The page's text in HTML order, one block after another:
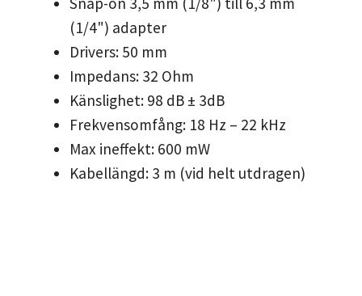
(1/4") adapter
Drivers: 50 mm
Impedans: 32 Ohm
Känslighet: 98 dB ± 3dB
Frekvensomfång: 18 Hz – 22 kHz
Max ineffekt: 600 mW
Kabellängd: 3 m (vid helt utdragen)